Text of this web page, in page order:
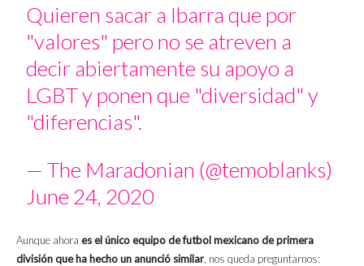
Quieren sacar a Ibarra que por
"valores" pero no se atreven a
decir abiertamente su apoyo a
LGBT y ponen que "diversidad" y
"diferencias".
— The Maradonian (@temoblanks)
June 24, 2020
Aunque ahora es el único equipo de futbol mexicano de primera
división que ha hecho un anunció similar, nos queda preguntarnos: